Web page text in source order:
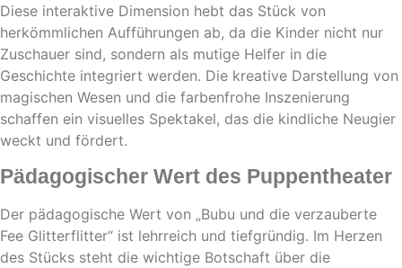
Diese interaktive Dimension hebt das Stück von
herkömmlichen Aufführungen ab, da die Kinder nicht nur
Zuschauer sind, sondern als mutige Helfer in die
Geschichte integriert werden. Die kreative Darstellung von
magischen Wesen und die farbenfrohe Inszenierung
schaffen ein visuelles Spektakel, das die kindliche Neugier
weckt und fördert.
Pädagogischer Wert des Puppentheater
Der pädagogische Wert von „Bubu und die verzauberte
Fee Glitterflitter“ ist lehrreich und tiefgründig. Im Herzen
des Stücks steht die wichtige Botschaft über die